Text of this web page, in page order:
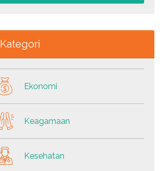
Kategori
Ekonomi
Keagamaan
Kesehatan